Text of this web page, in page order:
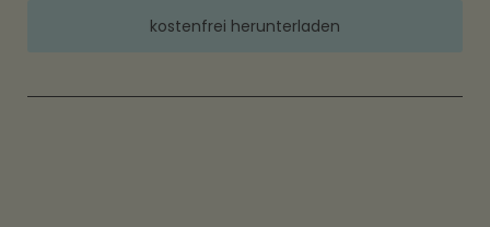
kostenfrei herunterladen